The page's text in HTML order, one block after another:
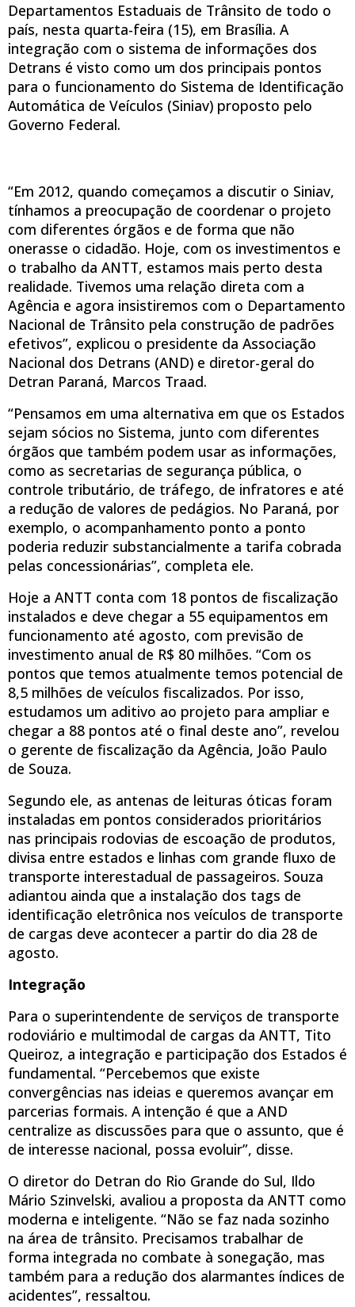
Departamentos Estaduais de Trânsito de todo o
país, nesta quarta-feira (15), em Brasília. A
integração com o sistema de informações dos
Detrans é visto como um dos principais pontos
para o funcionamento do Sistema de Identificação
Automática de Veículos (Siniav) proposto pelo
Governo Federal.
“Em 2012, quando começamos a discutir o Siniav,
tínhamos a preocupação de coordenar o projeto
com diferentes órgãos e de forma que não
onerasse o cidadão. Hoje, com os investimentos e
o trabalho da ANTT, estamos mais perto desta
realidade. Tivemos uma relação direta com a
Agência e agora insistiremos com o Departamento
Nacional de Trânsito pela construção de padrões
efetivos”, explicou o presidente da Associação
Nacional dos Detrans (AND) e diretor-geral do
Detran Paraná, Marcos Traad.
“Pensamos em uma alternativa em que os Estados
sejam sócios no Sistema, junto com diferentes
órgãos que também podem usar as informações,
como as secretarias de segurança pública, o
controle tributário, de tráfego, de infratores e até
a redução de valores de pedágios. No Paraná, por
exemplo, o acompanhamento ponto a ponto
poderia reduzir substancialmente a tarifa cobrada
pelas concessionárias”, completa ele.
Hoje a ANTT conta com 18 pontos de fiscalização
instalados e deve chegar a 55 equipamentos em
funcionamento até agosto, com previsão de
investimento anual de R$ 80 milhões. “Com os
pontos que temos atualmente temos potencial de
8,5 milhões de veículos fiscalizados. Por isso,
estudamos um aditivo ao projeto para ampliar e
chegar a 88 pontos até o final deste ano”, revelou
o gerente de fiscalização da Agência, João Paulo
de Souza.
Segundo ele, as antenas de leituras óticas foram
instaladas em pontos considerados prioritários
nas principais rodovias de escoação de produtos,
divisa entre estados e linhas com grande fluxo de
transporte interestadual de passageiros. Souza
adiantou ainda que a instalação dos tags de
identificação eletrônica nos veículos de transporte
de cargas deve acontecer a partir do dia 28 de
agosto.
Integração
Para o superintendente de serviços de transporte
rodoviário e multimodal de cargas da ANTT, Tito
Queiroz, a integração e participação dos Estados é
fundamental. “Percebemos que existe
convergências nas ideias e queremos avançar em
parcerias formais. A intenção é que a AND
centralize as discussões para que o assunto, que é
de interesse nacional, possa evoluir”, disse.
O diretor do Detran do Rio Grande do Sul, Ildo
Mário Szinvelski, avaliou a proposta da ANTT como
moderna e inteligente. “Não se faz nada sozinho
na área de trânsito. Precisamos trabalhar de
forma integrada no combate à sonegação, mas
também para a redução dos alarmantes índices de
acidentes”, ressaltou.